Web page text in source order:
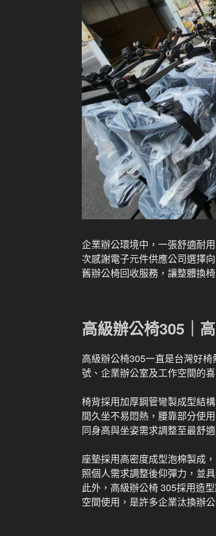
企業辦公環境中，一張舒適耐
次感謝電子元件供應公司選擇
舊辦公椅回收服務，讓整體換
高級辦公椅305｜
高級辦公椅305一直是台灣好
號、企業辦公室及工作空間的喜
椅背採用加厚鋼管彎製成型結
間久坐不易悶熱，腰靠部分使
同身高與坐姿需求調整至最舒
座墊採用高密度成型泡棉製成
照個人需求調整後仰彈力，並
此外，高級辦公椅 305採用造
空間使用，是許多企業汰換辦